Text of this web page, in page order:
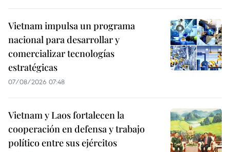
Vietnam impulsa un programa
nacional para desarrollar y
comercializar tecnologías
estratégicas
07/08/2026 07:48
Vietnam y Laos fortalecen la
cooperación en defensa y trabajo
político entre sus ejércitos